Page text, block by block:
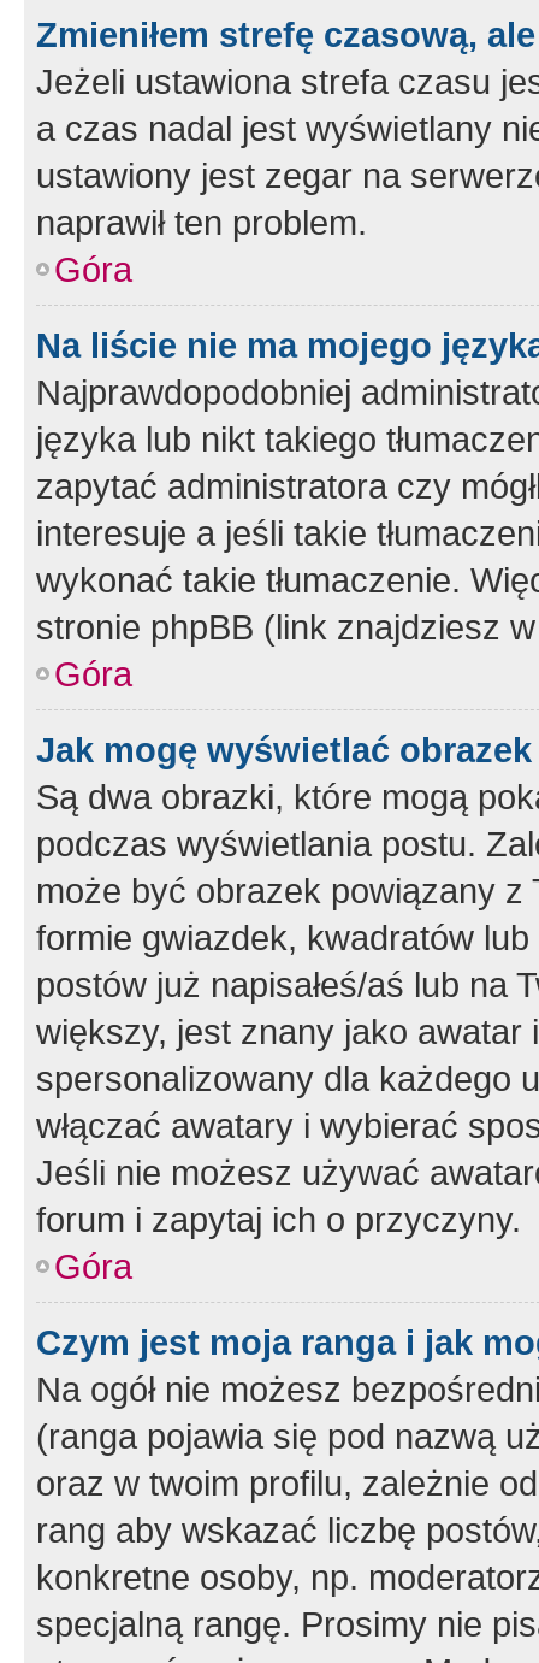
Zmieniłem strefę czasową,
Jeżeli ustawiona strefa czasu
a czas nadal jest wyświetlany
ustawiony jest zegar na
naprawił ten problem.
Góra
Na liście nie ma mojego
Najprawdopodobniej
języka lub nikt takiego
zapytać administratora czy
interesuje a jeśli takie
wykonać takie tłumaczenie.
stronie phpBB (link znajdziesz
Góra
Jak mogę wyświetlać
Są dwa obrazki, które mogą
podczas wyświetlania postu.
może być obrazek powiązany z
formie gwiazdek, kwadratów
postów już napisałeś/aś lub na
większy, jest znany jako
spersonalizowany dla każdego
włączać awatary i wybierać
Jeśli nie możesz używać
forum i zapytaj ich o przyczyny.
Góra
Czym jest moja ranga i jak
Na ogół nie możesz
(ranga pojawia się pod nazwą
oraz w twoim profilu, zależnie
rang aby wskazać liczbę
konkretne osoby, np.
specjalną rangę. Prosimy nie